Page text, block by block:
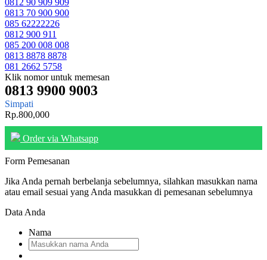
0813 70 900 900
085 62222226
0812 900 911
085 200 008 008
0813 8878 8878
081 2662 5758
Klik nomor untuk memesan
0813 9900 9003
Simpati
Rp.800,000
Order via Whatsapp
Form Pemesanan
Jika Anda pernah berbelanja sebelumnya, silahkan masukkan nama
atau email sesuai yang Anda masukkan di pemesanan sebelumnya
Data Anda
Nama